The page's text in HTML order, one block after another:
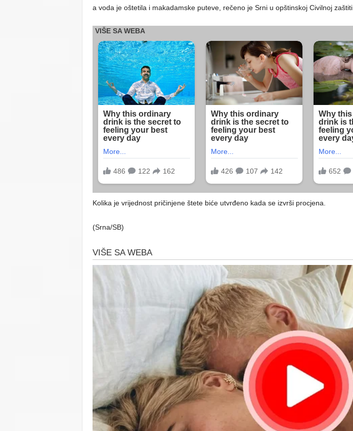
a voda je oštetila i makadamske puteve, rečeno je Srni u opštinskoj Civilnoj zaštiti.
Kolika je vrijednost pričinjene štete biće utvrđeno kada se izvrši procjena.
(Srna/SB)